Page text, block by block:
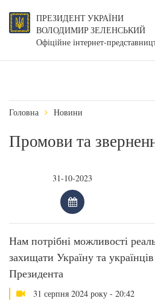
ПРЕЗИДЕНТ УКРАЇНИ
ВОЛОДИМИР ЗЕЛЕНСЬКИЙ
Офіційне інтернет-
Головна Новини
Промови та
Нам потрібні можливості
захищати Україну та
Президента
31 серпня 2024 року - 20:42